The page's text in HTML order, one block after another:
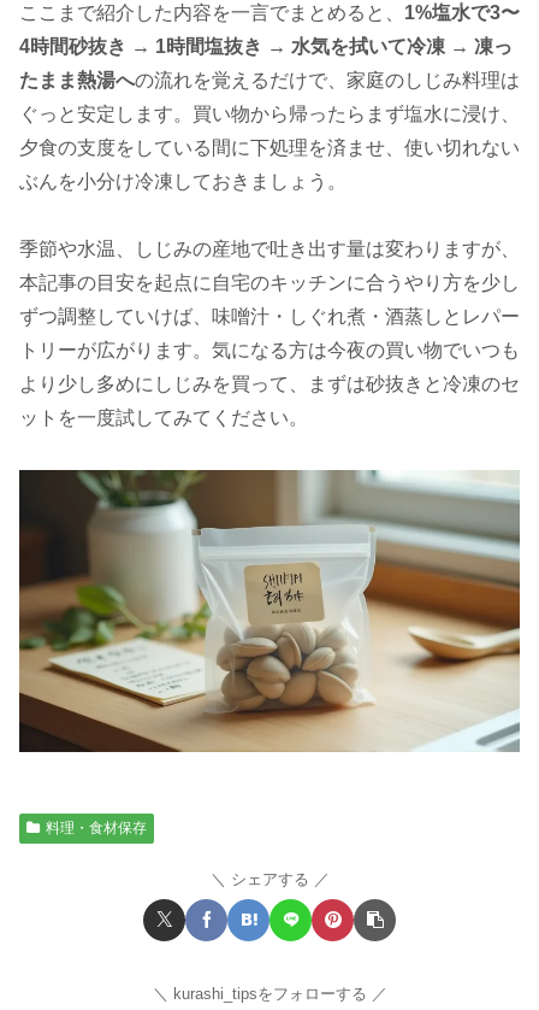
ここまで紹介した内容を一言でまとめると、 1%塩水で3〜
4時間砂抜き → 1時間塩抜き → 水気を拭いて冷凍 → 凍っ
たまま熱湯への流れを覚えるだけで、家庭のしじみ料理は
ぐっと安定します。買い物から帰ったらまず塩水に浸け、
夕食の支度をしている間に下処理を済ませ、使い切れない
ぶんを小分け冷凍しておきましょう。
季節や水温、しじみの産地で吐き出す量は変わりますが、
本記事の目安を起点に自宅のキッチンに合うやり方を少し
ずつ調整していけば、味噌汁・しぐれ煮・酒蒸しとレパー
トリーが広がります。気になる方は今夜の買い物でいつも
より少し多めにしじみを買って、まずは砂抜きと冷凍のセ
ットを一度試してみてください。
料理・食材保存
シェアする
kurashi_tipsをフォローする